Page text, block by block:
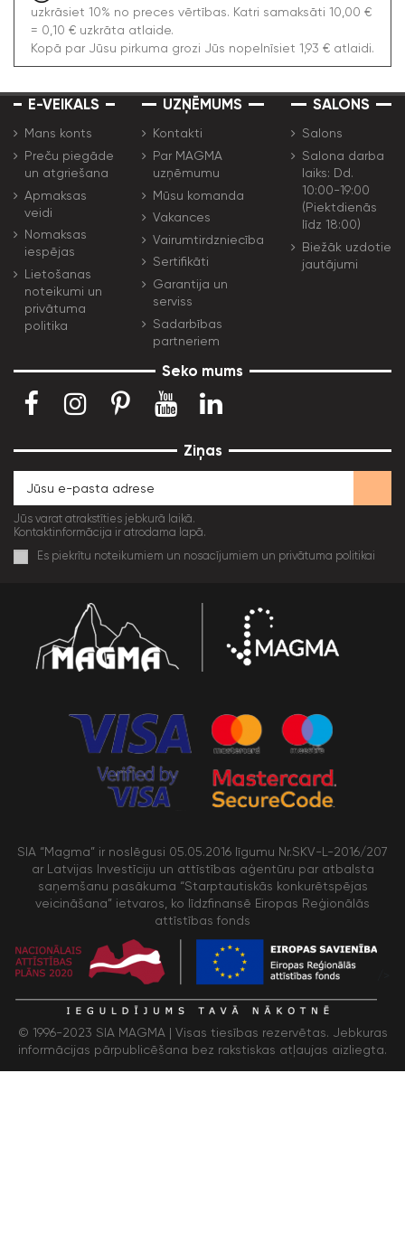
uzkrāsiet 10% no preces vērtības. Katri samaksāti 10,00 €
= 0,10 € uzkrāta atlaide.
Kopā par Jūsu pirkuma grozi Jūs nopelnīsiet 1,93 € atlaidi.
E-VEIKALS
Mans konts
Preču piegāde
un atgriešana
Apmaksas
veidi
Nomaksas
iespējas
Lietošanas
noteikumi un
privātuma
politika
UZŅĒMUMS
Kontakti
Par MAGMA
uzņēmumu
Mūsu komanda
Vakances
Vairumtirdzniecība
Sertifikāti
Garantija un
serviss
Sadarbības
partneriem
SALONS
Salons
Salona darba
laiks: Dd.
10:00-19:00
(Piektdienās
līdz 18:00)
Biežāk uzdotie
jautājumi
Seko mums
Ziņas
Jūs varat atrakstīties jebkurā laikā.
Kontaktinformācija ir atrodama lapā.
Es piekrītu noteikumiem un nosacījumiem un privātuma politikai
SIA “Magma” ir noslēgusi 05.05.2016 līgumu Nr.SKV-L-2016/207
ar Latvijas Investīciju un attīstības aģentūru par atbalsta
saņemšanu pasākuma “Starptautiskās konkurētspējas
veicināšana” ietvaros, ko līdzfinansē Eiropas Reģionālās
attīstības fonds
© 1996-2023 SIA MAGMA | Visas tiesības rezervētas. Jebkuras
informācijas pārpublicēšana bez rakstiskas atļaujas aizliegta.